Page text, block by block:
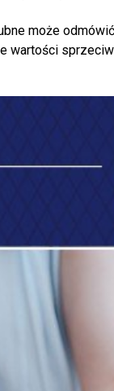
może
wartości